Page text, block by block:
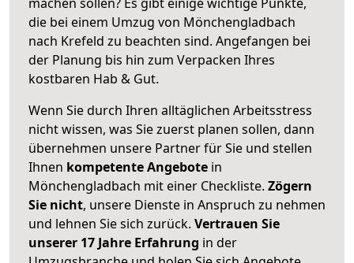
die bei einem Umzug von Mönchengladbach
nach Krefeld zu beachten sind. Angefangen bei
der Planung bis hin zum Verpacken Ihres
kostbaren Hab & Gut.
Wenn Sie durch Ihren alltäglichen Arbeitsstress
nicht wissen, was Sie zuerst planen sollen, dann
übernehmen unsere Partner für Sie und stellen
Ihnen kompetente Angebote in
Mönchengladbach mit einer Checkliste. Zögern
Sie nicht, unsere Dienste in Anspruch zu nehmen
und lehnen Sie sich zurück. Vertrauen Sie
unserer 17 Jahre Erfahrung in der